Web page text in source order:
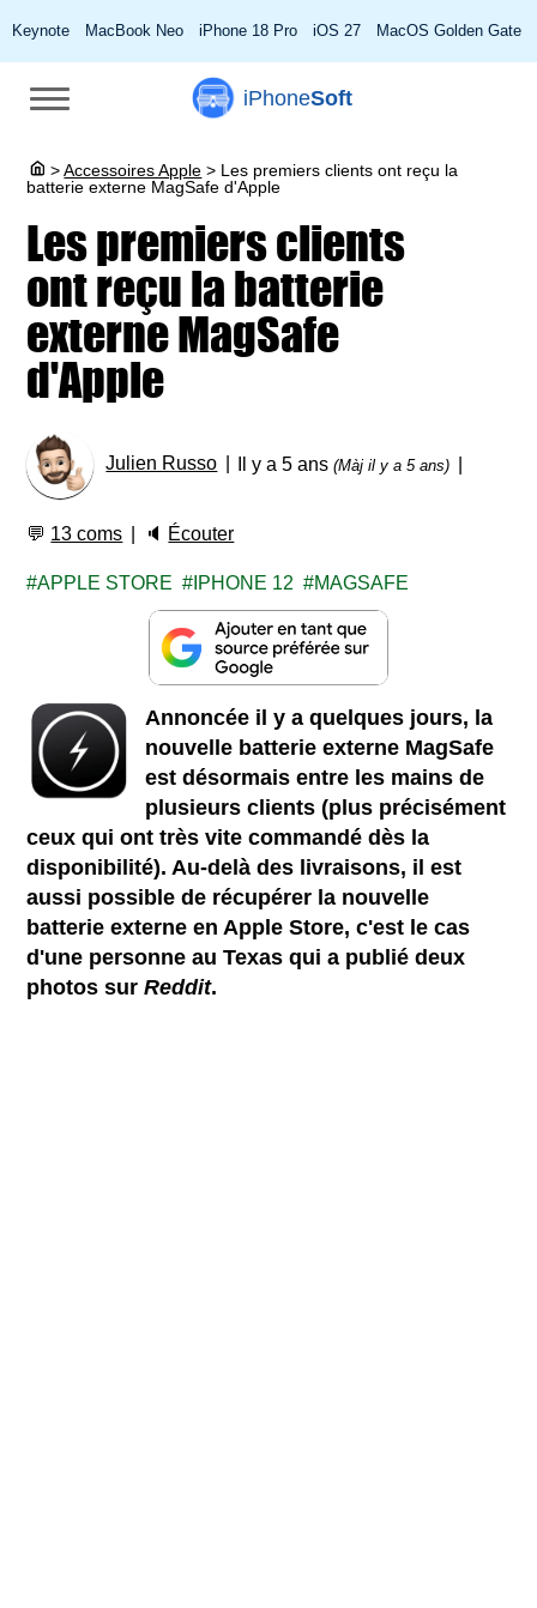
Keynote MacBook Neo iPhone 18 Pro iOS 27 MacOS Golden Gate
iPhoneSoft
> Accessoires Apple > Les premiers clients ont reçu la
batterie externe MagSafe d'Apple
Les premiers clients
ont reçu la batterie
externe MagSafe
d'Apple
Julien Russo Il y a 5 ans(Màj il y a 5 ans)
💬 13 coms 🔈 Écouter
APPLE STORE IPHONE 12 MAGSAFE
Annoncée il y a quelques jours, la
nouvelle batterie externe MagSafe
est désormais entre les mains de
plusieurs clients (plus précisément
ceux qui ont très vite commandé dès la
disponibilité). Au-delà des livraisons, il est
aussi possible de récupérer la nouvelle
batterie externe en Apple Store, c'est le cas
d'une personne au Texas qui a publié deux
photos surReddit.